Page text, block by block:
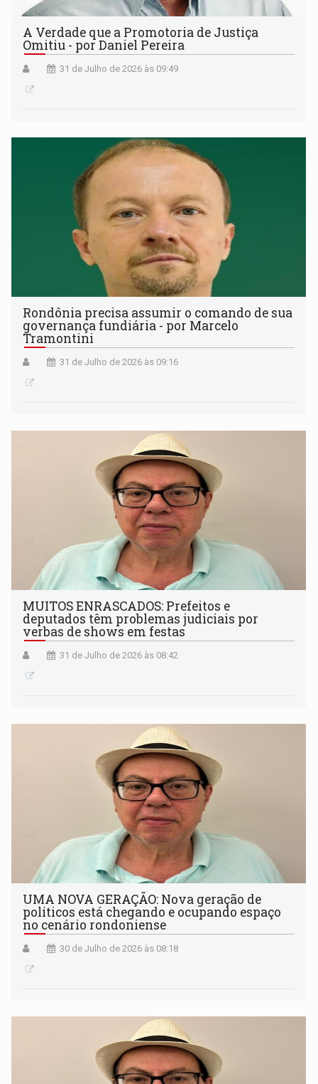
A Verdade que a Promotoria de Justiça
Omitiu - por Daniel Pereira
31 de Julho de 2026 às 09:49
Rondônia precisa assumir o comando de sua
governança fundiária - por Marcelo
Tramontini
31 de Julho de 2026 às 09:16
MUITOS ENRASCADOS: Prefeitos e
deputados têm problemas judiciais por
verbas de shows em festas
31 de Julho de 2026 às 08:42
UMA NOVA GERAÇÃO: Nova geração de
políticos está chegando e ocupando espaço
no cenário rondoniense
30 de Julho de 2026 às 08:18